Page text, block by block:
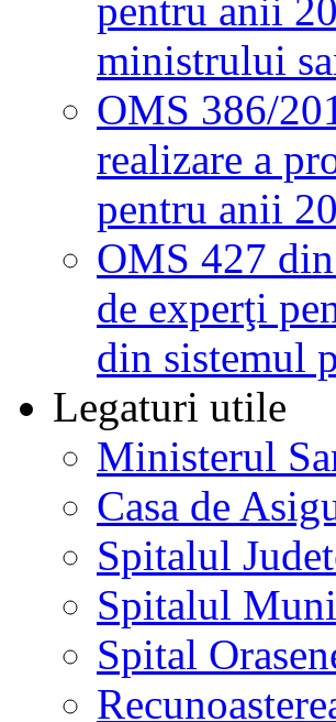
pentru anii
ministrului
OMS 386/
realizare a
pentru anii
OMS 427
de experţi
din sistemul
Legaturi utile
Ministerul
Casa de
Spitalul
Spitalul
Spital